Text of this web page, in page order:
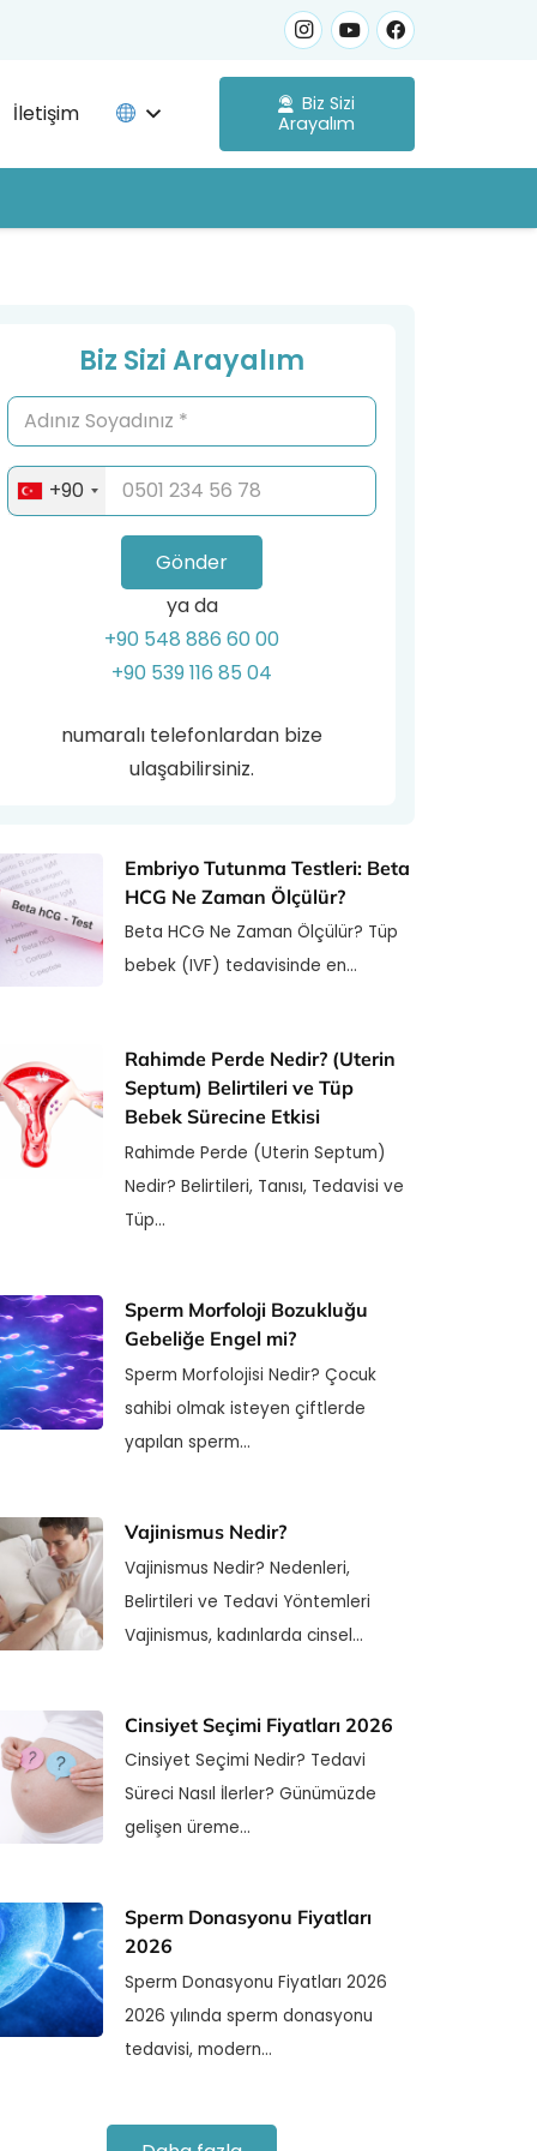
İletişim
Biz Sizi
Arayalım
Biz Sizi Arayalım
+90
Gönder
ya da
+90 548 886 60 00
+90 539 116 85 04
numaralı telefonlardan bize
ulaşabilirsiniz.
Embriyo Tutunma Testleri: Beta
HCG Ne Zaman Ölçülür?
Beta HCG Ne Zaman Ölçülür? Tüp
bebek (IVF) tedavisinde en…
Rahimde Perde Nedir? (Uterin
Septum) Belirtileri ve Tüp
Bebek Sürecine Etkisi
Rahimde Perde (Uterin Septum)
Nedir? Belirtileri, Tanısı, Tedavisi ve
Tüp…
Sperm Morfoloji Bozukluğu
Gebeliğe Engel mi?
Sperm Morfolojisi Nedir? Çocuk
sahibi olmak isteyen çiftlerde
yapılan sperm…
Vajinismus Nedir?
Vajinismus Nedir? Nedenleri,
Belirtileri ve Tedavi Yöntemleri
Vajinismus, kadınlarda cinsel…
Cinsiyet Seçimi Fiyatları 2026
Cinsiyet Seçimi Nedir? Tedavi
Süreci Nasıl İlerler? Günümüzde
gelişen üreme…
Sperm Donasyonu Fiyatları
2026
Sperm Donasyonu Fiyatları 2026
2026 yılında sperm donasyonu
tedavisi, modern…